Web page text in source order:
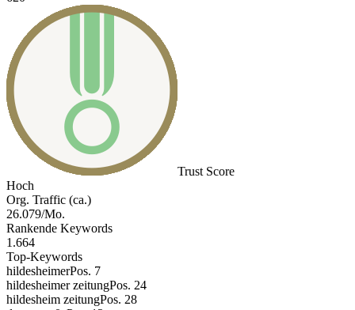
Trust Score
Hoch
Org. Traffic (ca.)
26.079/Mo.
Rankende Keywords
1.664
Top-Keywords
hildesheimerPos. 7
hildesheimer zeitungPos. 24
hildesheim zeitungPos. 28